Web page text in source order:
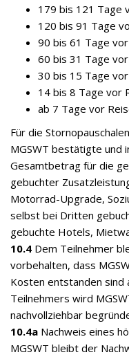
179 bis 121 Tage
120 bis 91 Tage
90 bis 61 Tage
60 bis 31 Tage
30 bis 15 Tage
14 bis 8 Tage vor
ab 7 Tage vor
Für die
MGSWT bestätigte und
Gesamtbetrag für die
gebuchter
Motorrad-Upgrade,
selbst bei Dritten
gebuchte Hotels,
10.4 Dem Teilnehmer
vorbehalten, dass
Kosten entstanden sind
Teilnehmers wird
nachvollziehbar
10.4a Nachweis eines
MGSWT bleibt der